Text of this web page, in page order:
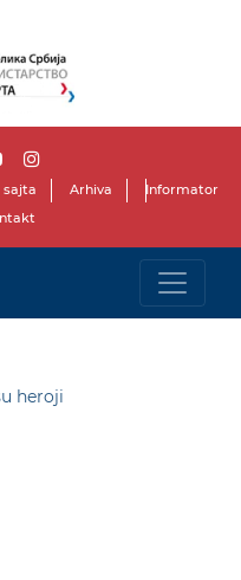
sajta Arhiva
Informator
heroji